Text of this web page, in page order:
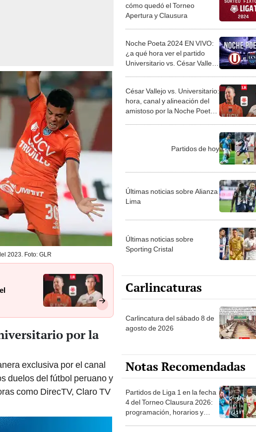
2023. Foto: GLR
por la
exclusiva por el canal
duelos del fútbol peruano y
como DirecTV, Claro TV
cómo quedó el Torneo
Apertura y Clausura
Noche Poeta 2024 EN VIVO:
¿a qué hora ver el partido
Universitario vs. César Vallejo
César Vallejo vs. Universitario:
hora, canal y alineación del
amistoso por la Noche Poeta
Partidos de hoy
Últimas noticias sobre Alianza
Lima
Últimas noticias sobre
Sporting Cristal
Carlincaturas
Carlincatura del sábado 8 de
agosto de 2026
Notas Recomendadas
Partidos de Liga 1 en la fecha
4 del Torneo Clausura 2026:
programación, horarios y